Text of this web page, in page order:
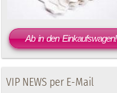
Ab in den Einkaufswagen!
VIP NEWS per E-Mail